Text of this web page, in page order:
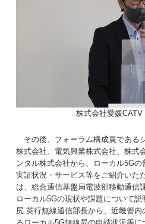
株式会社愛媛
その後、フォーラム構成員である
株式会社、電気興業株式会社、株式
ンタル株式会社から、ローカル5Gの
実証状況・サービス等をご紹介いた
は、総合通信基盤局電波部移動通信
ローカル5Gの現状や課題について
尻 英行無線通信部長から、近畿管